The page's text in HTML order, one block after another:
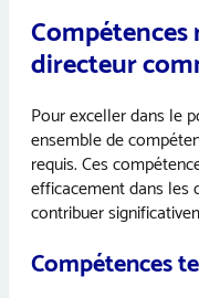
directeur
Pour exceller dans le
ensemble de
requis. Ces
efficacement dans les
contribuer
Compétences